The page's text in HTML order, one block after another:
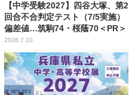
【中学受験2027】四谷大塚、第2
回合不合判定テスト（7/5実施）
偏差値…筑駒74・桜蔭70＜PR＞
2026.7.10